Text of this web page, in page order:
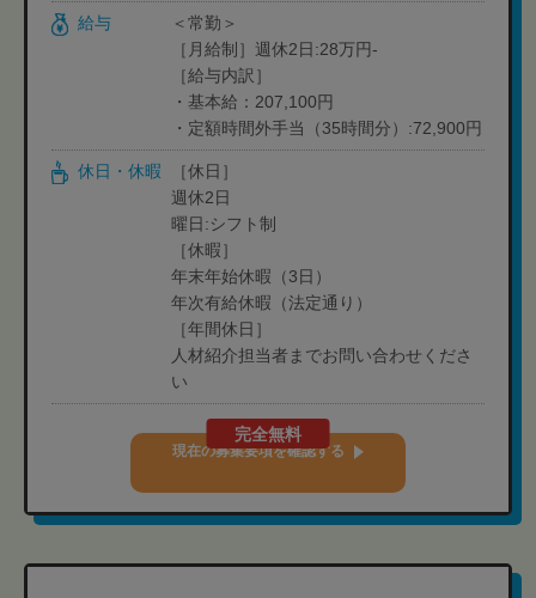
給与
＜常勤＞
［月給制］週休2日:28万円-
［給与内訳］
・基本給：207,100円
・定額時間外手当（35時間分）:72,900円
休日・休暇
［休日］
週休2日
曜日:シフト制
［休暇］
年末年始休暇（3日）
年次有給休暇（法定通り）
［年間休日］
人材紹介担当者までお問い合わせくださ
い
完全無料
現在の募集要項を確認する